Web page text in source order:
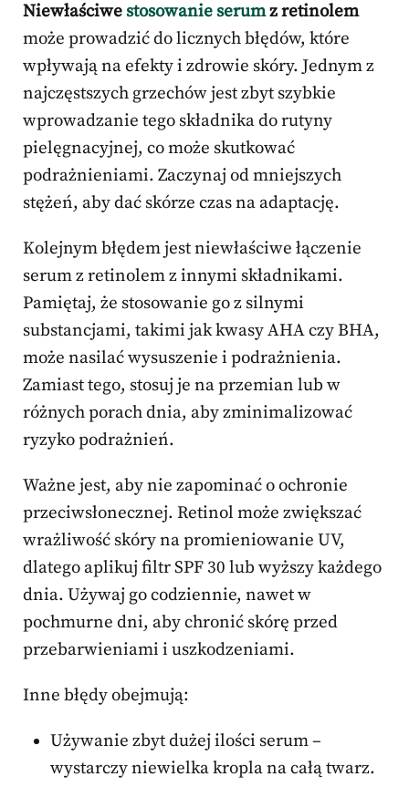
Niewłaściwestosowanie serumz retinolem
może prowadzić do licznych błędów, które
wpływają na efekty i zdrowie skóry. Jednym z
najczęstszych grzechów jest zbyt szybkie
wprowadzanie tego składnika do rutyny
pielęgnacyjnej, co może skutkować
podrażnieniami. Zaczynaj od mniejszych
stężeń, aby dać skórze czas na adaptację.
Kolejnym błędem jest niewłaściwe łączenie
serum z retinolem z innymi składnikami.
Pamiętaj, że stosowanie go z silnymi
substancjami, takimi jak kwasy AHA czy BHA,
może nasilać wysuszenie i podrażnienia.
Zamiast tego, stosuj je na przemian lub w
różnych porach dnia, aby zminimalizować
ryzyko podrażnień.
Ważne jest, aby nie zapominać o ochronie
przeciwsłonecznej. Retinol może zwiększać
wrażliwość skóry na promieniowanie UV,
dlatego aplikuj filtr SPF 30 lub wyższy każdego
dnia. Używaj go codziennie, nawet w
pochmurne dni, aby chronić skórę przed
przebarwieniami i uszkodzeniami.
Inne błędy obejmują:
Używanie zbyt dużej ilości serum –
wystarczy niewielka kropla na całą twarz.